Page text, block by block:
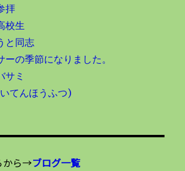
拝
校生
と同志
ーの季節になりました。
サミ
てんほうふつ)
から→ブログ一覧